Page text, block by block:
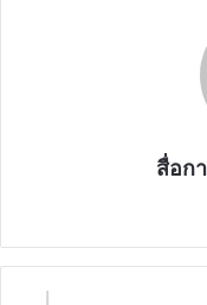
สื่อก